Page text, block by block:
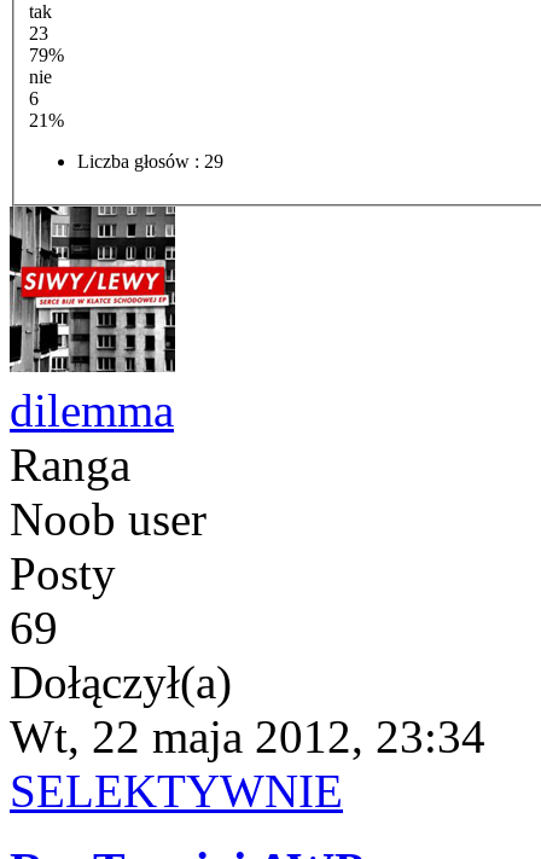
tak
23
79%
nie
6
21%
Liczba głosów : 29
dilemma
Ranga
Noob user
Posty
69
Dołączył(a)
Wt, 22 maja 2012, 23:34
SELEKTYWNIE